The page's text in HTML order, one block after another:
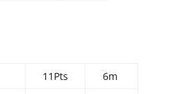
11Pts 6m